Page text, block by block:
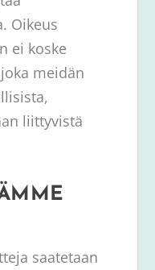
Oikeus
ei koske
meidän
liittyvistä
saatetaan